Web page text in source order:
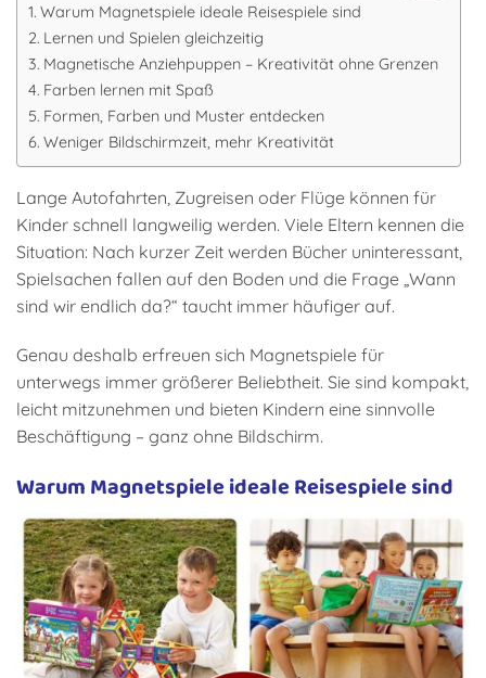
Warum Magnetspiele ideale Reisespiele sind
Lernen und Spielen gleichzeitig
Magnetische Anziehpuppen – Kreativität ohne Grenzen
Farben lernen mit Spaß
Formen, Farben und Muster entdecken
Weniger Bildschirmzeit, mehr Kreativität
Lange Autofahrten, Zugreisen oder Flüge können für
Kinder schnell langweilig werden. Viele Eltern kennen die
Situation: Nach kurzer Zeit werden Bücher uninteressant,
Spielsachen fallen auf den Boden und die Frage „Wann
sind wir endlich da?“ taucht immer häufiger auf.
Genau deshalb erfreuen sich Magnetspiele für
unterwegs immer größerer Beliebtheit. Sie sind kompakt,
leicht mitzunehmen und bieten Kindern eine sinnvolle
Beschäftigung – ganz ohne Bildschirm.
Warum Magnetspiele ideale Reisespiele sind